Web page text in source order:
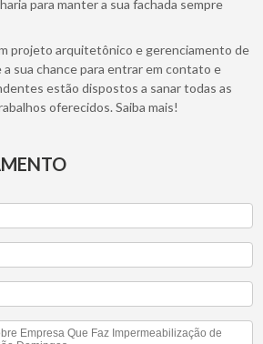
para manter a sua fachada sempre
projeto arquitetônico e gerenciamento de
sua chance para entrar em contato e
estão dispostos a sanar todas as
oferecidos. Saiba mais!